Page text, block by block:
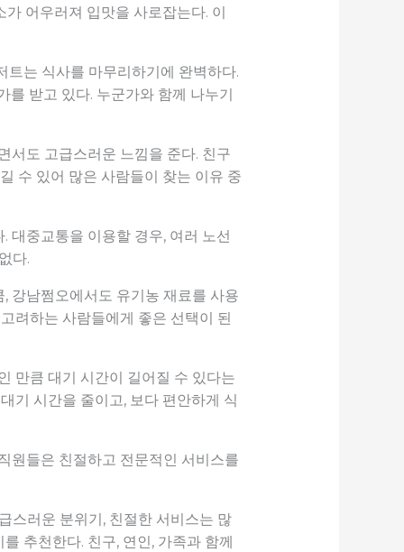
어우러져 입맛을 사로잡는다. 이
는 식사를 마무리하기에 완벽하다.
받고 있다. 누군가와 함께 나누기
서도 고급스러운 느낌을 준다. 친구
수 있어 많은 사람들이 찾는 이유 중
대중교통을 이용할 경우, 여러 노선
다.
강남쩜오에서도 유기농 재료를 사용
려하는 사람들에게 좋은 선택이 된
만큼 대기 시간이 길어질 수 있다는
기 시간을 줄이고, 보다 편안하게 식
원들은 친절하고 전문적인 서비스를
스러운 분위기, 친절한 서비스는 많
추천한다. 친구, 연인, 가족과 함께